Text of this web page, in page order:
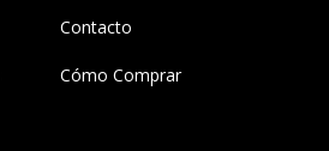
Contacto
Cómo Comprar